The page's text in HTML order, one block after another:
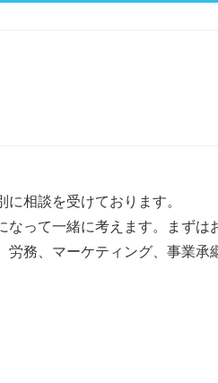
相談を受けております。
って一緒に考えます。まずは
労務、マーケティング、事業承